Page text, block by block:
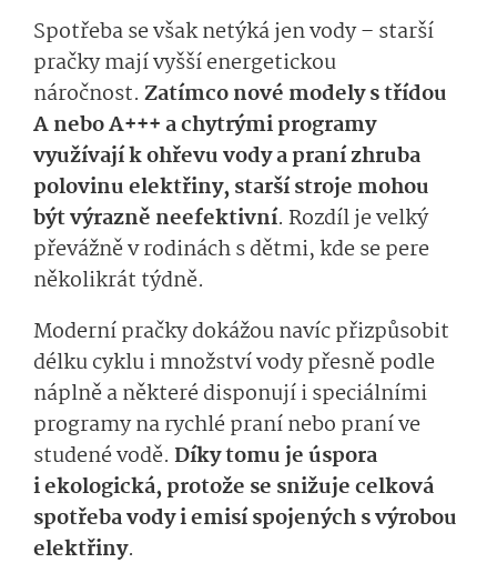
Spotřeba se však netýká jen vody – starší
pračky mají vyšší energetickou
náročnost. Zatímco nové modely s třídou
A nebo A+++ a chytrými programy
využívají k ohřevu vody a praní zhruba
polovinu elektřiny, starší stroje mohou
být výrazně neefektivní. Rozdíl je velký
převážně v rodinách s dětmi, kde se pere
několikrát týdně.
Moderní pračky dokážou navíc přizpůsobit
délku cyklu i množství vody přesně podle
náplně a některé disponují i speciálními
programy na rychlé praní nebo praní ve
studené vodě. Díky tomu je úspora
i ekologická, protože se snižuje celková
spotřeba vody i emisí spojených s výrobou
elektřiny.